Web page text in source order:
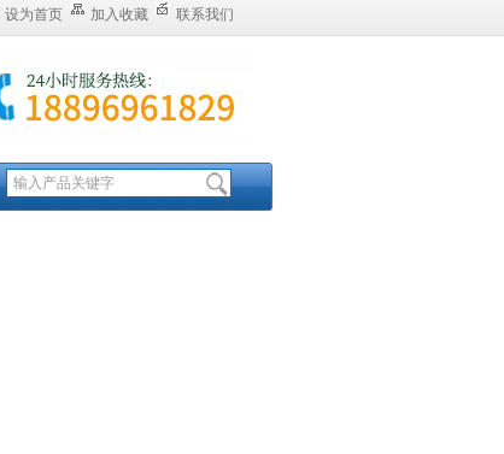
设为首页 加入收藏 联系我们